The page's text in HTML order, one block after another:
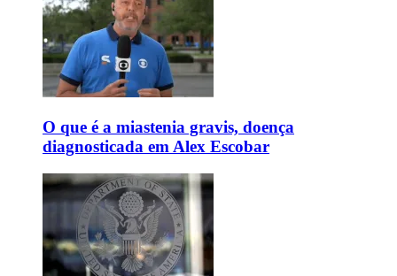
O que é a miastenia gravis, doença
diagnosticada em Alex Escobar